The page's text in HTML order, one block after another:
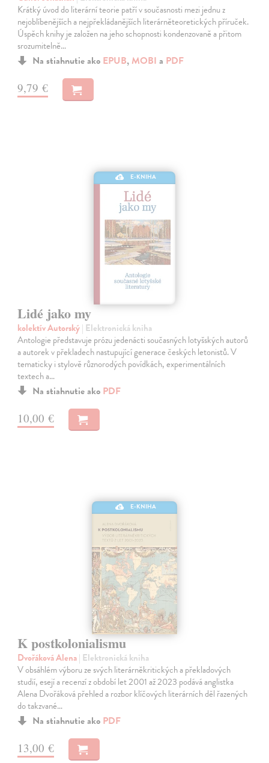
Krátký úvod do literární teorie patří v současnosti mezi jednu z
nejoblíbenějších a nejpřekládanějších literárněteoretických příruček.
Úspěch knihy je založen na jeho schopnosti kondenzovaně a přitom
srozumitelně…
Na stiahnutie ako EPUB, MOBI a PDF
9,79 €
E-KNIHA
Lidé jako my
kolektív Autorský| Elektronická kniha
Antologie představuje prózu jedenácti současných lotyšských autorů
a autorek v překladech nastupující generace českých letonistů. V
tematicky i stylově různorodých povídkách, experimentálních
textech a…
Na stiahnutie ako PDF
10,00 €
E-KNIHA
K postkolonialismu
Dvořáková Alena| Elektronická kniha
V obsáhlém výboru ze svých literárněkritických a překladových
studií, esejí a recenzí z období let 2001 až 2023 podává anglistka
Alena Dvořáková přehled a rozbor klíčových literárních děl řazených
do takzvané…
Na stiahnutie ako PDF
13,00 €